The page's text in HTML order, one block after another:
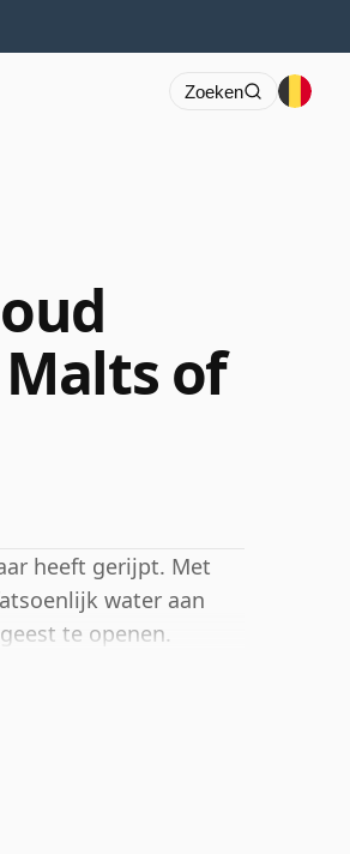
Zoeken
of
heeft gerijpt. Met
water aan
te openen.